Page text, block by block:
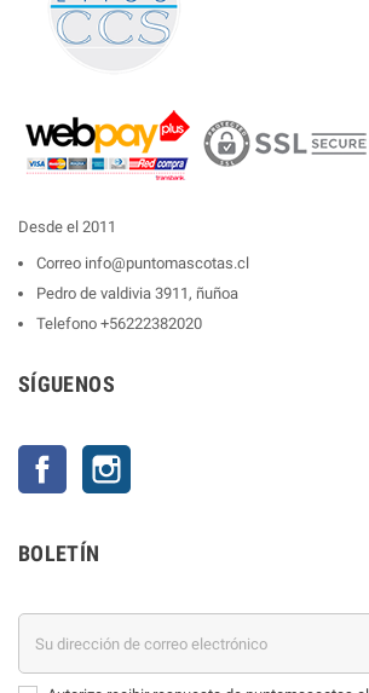
Desde el 2011
Correo info@puntomascotas.cl
Pedro de valdivia 3911, ñuñoa
Telefono +56222382020
SÍGUENOS
Facebook
BOLETÍN